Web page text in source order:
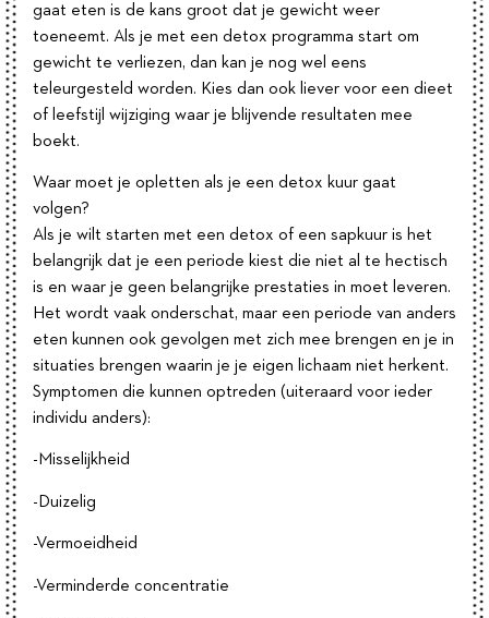
gaat eten is de kans groot dat je gewicht weer
toeneemt. Als je met een detox programma start om
gewicht te verliezen, dan kan je nog wel eens
teleurgesteld worden. Kies dan ook liever voor een dieet
of leefstijl wijziging waar je blijvende resultaten mee
boekt.
Waar moet je opletten als je een detox kuur gaat
volgen?
Als je wilt starten met een detox of een sapkuur is het
belangrijk dat je een periode kiest die niet al te hectisch
is en waar je geen belangrijke prestaties in moet leveren.
Het wordt vaak onderschat, maar een periode van anders
eten kunnen ook gevolgen met zich mee brengen en je in
situaties brengen waarin je je eigen lichaam niet herkent.
Symptomen die kunnen optreden (uiteraard voor ieder
individu anders):
-Misselijkheid
-Duizelig
-Vermoeidheid
-Verminderde concentratie